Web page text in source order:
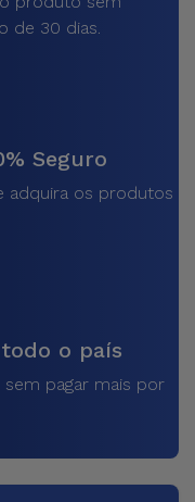
de 30 dias.
Seguro
adquira os produtos
o país
pagar mais por